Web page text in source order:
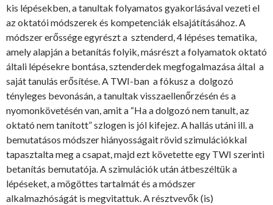
kis lépésekben, a tanultak folyamatos gyakorlásával vezeti el
az oktatói módszerek és kompetenciák elsajátításához. A
módszer erőssége egyrészt a sztenderd, 4 lépéses tematika,
amely alapján a betanítás folyik, másrészt a folyamatok oktató
általi lépésekre bontása, sztenderdek megfogalmazása által a
saját tanulás erősítése. A TWI-ban a fókusz a dolgozó
tényleges bevonásán, a tanultak visszaellenőrzésén és a
nyomonkövetésén van, amit a “Ha a dolgozó nem tanult, az
oktató nem tanított” szlogen is jól kifejez. A hallás utáni ill. a
bemutatásos módszer hiányosságait rövid szimulációkkal
tapasztalta meg a csapat, majd ezt követette egy TWI szerinti
betanítás bemutatója. A szimulációk után átbeszéltük a
lépéseket, a mögöttes tartalmát és a módszer
alkalmazhóságát is megvitattuk. A résztvevők (is)